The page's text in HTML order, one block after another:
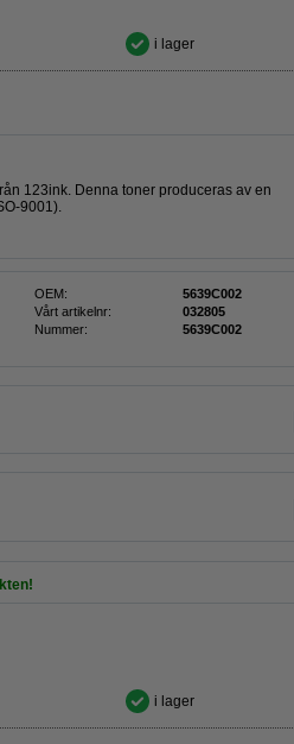
i lager
123ink. Denna toner produceras av en
9001).
OEM:
5639C002
Vårt artikelnr:
032805
Nummer:
5639C002
i lager